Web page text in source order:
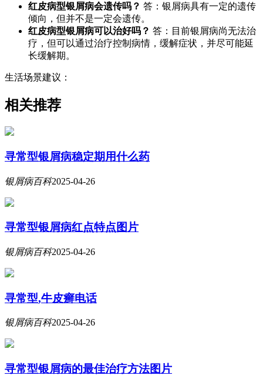
红皮病型银屑病会遗传吗？ 答：银屑病具有一定的遗传
倾向，但并不是一定会遗传。
红皮病型银屑病可以治好吗？ 答：目前银屑病尚无法治
疗，但可以通过治疗控制病情，缓解症状，并尽可能延
长缓解期。
生活场景建议：
相关推荐
寻常型银屑病稳定期用什么药
银屑病百科2025-04-26
寻常型银屑病红点特点图片
银屑病百科2025-04-26
寻常型,牛皮癣电话
银屑病百科2025-04-26
寻常型银屑病的最佳治疗方法图片